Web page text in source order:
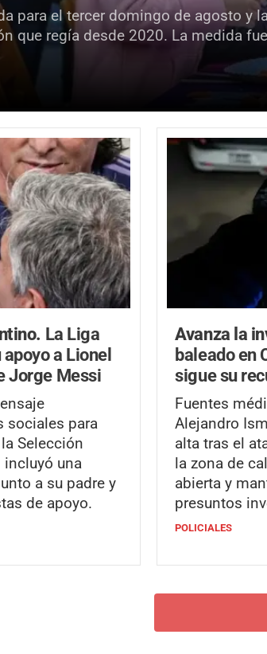
para el tercer domingo de agosto y
que regía desde 2020. La medida
La Liga
a Lionel
Jorge Messi
sociales para
Selección
incluyó una
a su padre y
de apoyo.
Avanza la
baleado en
sigue su
Fuentes
Alejandro
alta tras el
la zona de
abierta y
presuntos
POLICIALES